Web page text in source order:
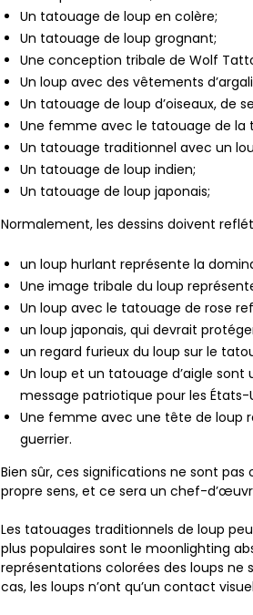
Un tatouage de loup en colère;
Un tatouage de loup grognant;
Une conception tribale de Wolf
Un loup avec des vêtements
Un tatouage de loup d’oiseaux, de
Une femme avec le tatouage de la
Un tatouage traditionnel avec un
Un tatouage de loup indien;
Un tatouage de loup japonais;
Normalement, les dessins doivent
un loup hurlant représente la
Une image tribale du loup
Un loup avec le tatouage de rose
un loup japonais, qui devrait
un regard furieux du loup sur le
Un loup et un tatouage d’aigle
message patriotique pour les États-
Une femme avec une tête de loup
guerrier.
Bien sûr, ces significations ne sont
propre sens, et ce sera un chef-
Les tatouages ​​traditionnels de loup
plus populaires sont le moonlighting
représentations colorées des loups ne
cas, les loups n’ont qu’un contact